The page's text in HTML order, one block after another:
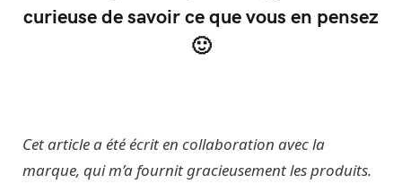
curieuse de savoir ce que vous en pensez
🙂
Cet article a été écrit en collaboration avec la
marque, qui m’a fournit gracieusement les produits.